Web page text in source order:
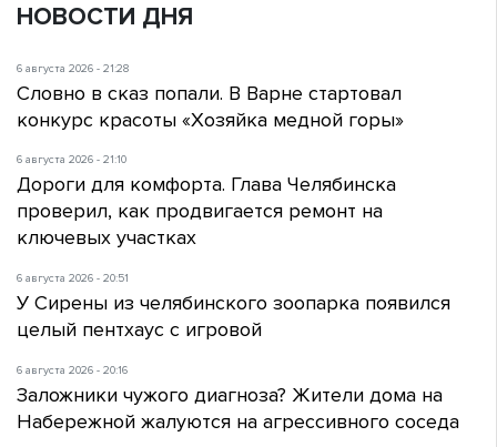
НОВОСТИ ДНЯ
6 августа 2026 - 21:28
Словно в сказ попали. В Варне стартовал
конкурс красоты «Хозяйка медной горы»
6 августа 2026 - 21:10
Дороги для комфорта. Глава Челябинска
проверил, как продвигается ремонт на
ключевых участках
6 августа 2026 - 20:51
У Сирены из челябинского зоопарка появился
целый пентхаус с игровой
6 августа 2026 - 20:16
Заложники чужого диагноза? Жители дома на
Набережной жалуются на агрессивного соседа